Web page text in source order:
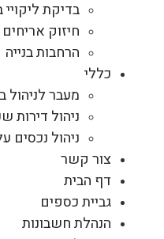
בדיקת ליקויי
חיזוק אריחים
הרחבות בנייה
כללי
מעבר
ניהול דירות
ניהול נכסים
צור קשר
דף הבית
גביית כספים
הנהלת חשבונות